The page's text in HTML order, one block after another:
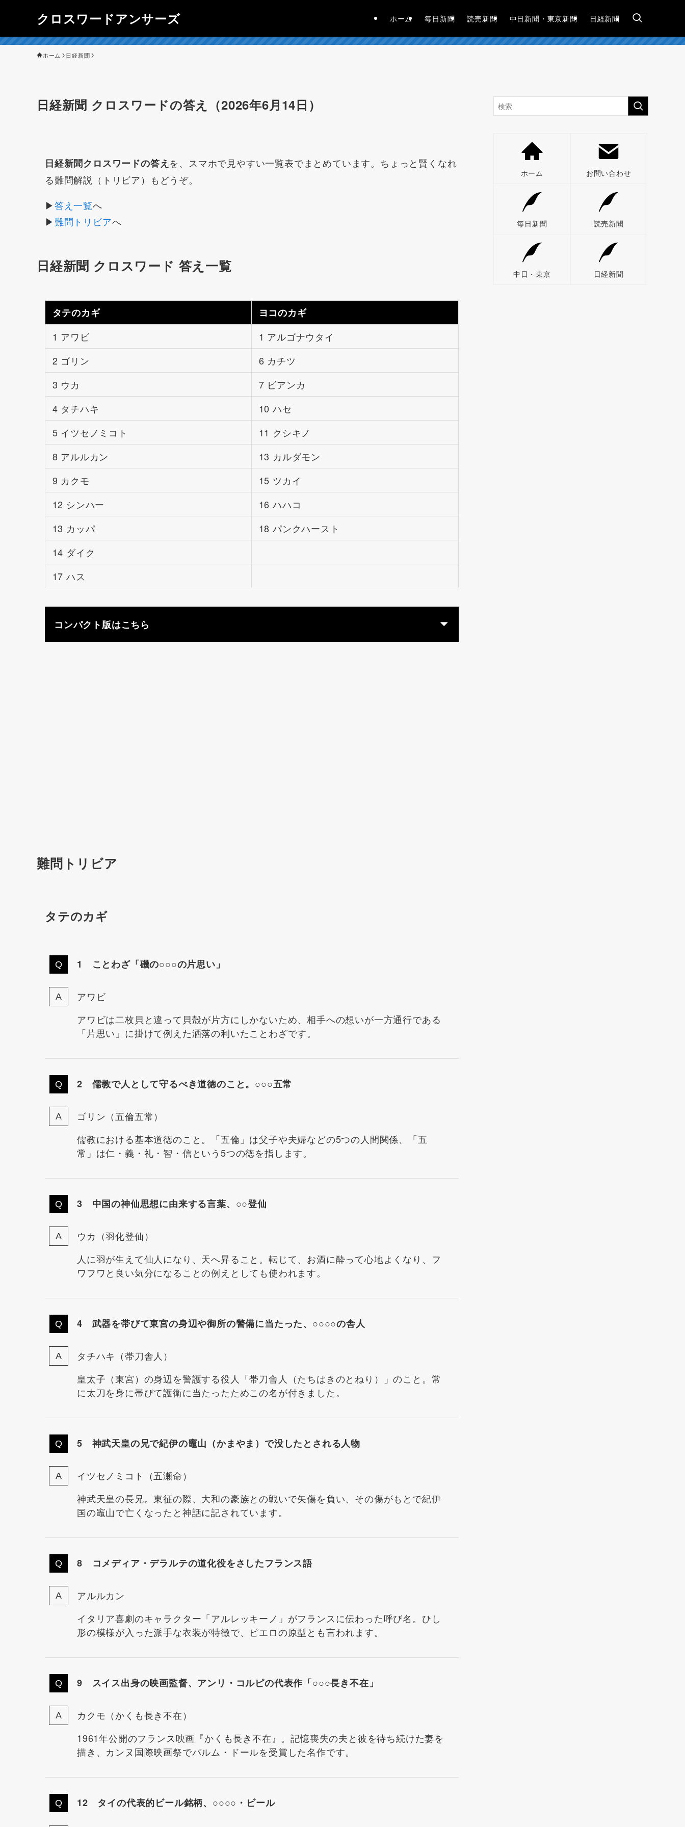
クロスワードアンサーズ ホーム 毎日新聞 読売新聞 中日新聞・東京新聞 日経新聞
ホーム 日経新聞
日経新聞 クロスワードの答え（2026年6月14日）
日経新聞クロスワードの答え を、スマホで見やすい一覧表でまとめています。ちょっと賢くなれ
る難問解説（トリビア）もどうぞ。
▶答え一覧へ
▶難問トリビアへ
日経新聞 クロスワード 答え一覧
タテのカギ
ヨコのカギ
1 アワビ
1 アルゴナウタイ
2 ゴリン
6 カチツ
3 ウカ
7 ビアンカ
4 タチハキ
10 ハセ
5 イツセノミコト
11 クシキノ
8 アルルカン
13 カルダモン
9 カクモ
15 ツカイ
12 シンハー
16 ハハコ
13 カッパ
18 パンクハースト
14 ダイク
17 ハス
コンパクト版はこちら
難問トリビア
タテのカギ
1 ことわざ「磯の○○○の片思い」
アワビ
アワビは二枚貝と違って貝殻が片方にしかないため、相手への想いが一方通行である
「片思い」に掛けて例えた洒落の利いたことわざです。
2 儒教で人として守るべき道徳のこと。○○○五常
ゴリン（五倫五常）
儒教における基本道徳のこと。「五倫」は父子や夫婦などの5つの人間関係、「五
常」は仁・義・礼・智・信という5つの徳を指します。
3 中国の神仙思想に由来する言葉、○○登仙
ウカ（羽化登仙）
人に羽が生えて仙人になり、天へ昇ること。転じて、お酒に酔って心地よくなり、フ
ワフワと良い気分になることの例えとしても使われます。
4 武器を帯びて東宮の身辺や御所の警備に当たった、○○○○の舎人
タチハキ（帯刀舎人）
皇太子（東宮）の身辺を警護する役人「帯刀舎人（たちはきのとねり）」のこと。常
に太刀を身に帯びて護衛に当たったためこの名が付きました。
5 神武天皇の兄で紀伊の竈山（かまやま）で没したとされる人物
イツセノミコト（五瀬命）
神武天皇の長兄。東征の際、大和の豪族との戦いで矢傷を負い、その傷がもとで紀伊
国の竈山で亡くなったと神話に記されています。
8 コメディア・デラルテの道化役をさしたフランス語
アルルカン
イタリア喜劇のキャラクター「アルレッキーノ」がフランスに伝わった呼び名。ひし
形の模様が入った派手な衣装が特徴で、ピエロの原型とも言われます。
9 スイス出身の映画監督、アンリ・コルピの代表作「○○○長き不在」
カクモ（かくも長き不在）
1961年公開のフランス映画『かくも長き不在』。記憶喪失の夫と彼を待ち続けた妻を
描き、カンヌ国際映画祭でパルム・ドールを受賞した名作です。
12 タイの代表的ビール銘柄、○○○○・ビール
ホーム お問い合わせ
毎日新聞 読売新聞
中日・東京 日経新聞